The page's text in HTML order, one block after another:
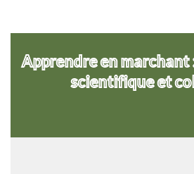
Apprendre en marchant
scientifique et